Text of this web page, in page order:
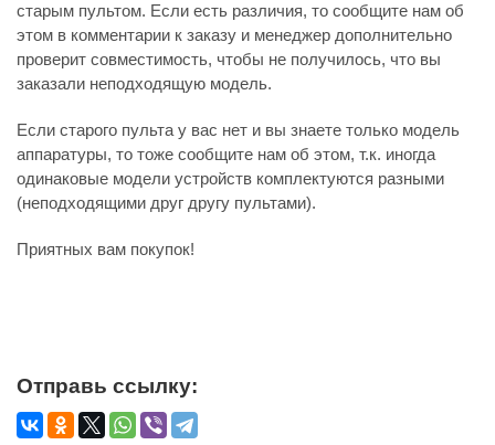
старым пультом. Если есть различия, то сообщите нам об
этом в комментарии к заказу и менеджер дополнительно
проверит совместимость, чтобы не получилось, что вы
заказали неподходящую модель.
Если старого пульта у вас нет и вы знаете только модель
аппаратуры, то тоже сообщите нам об этом, т.к. иногда
одинаковые модели устройств комплектуются разными
(неподходящими друг другу пультами).
Приятных вам покупок!
Отправь ссылку: